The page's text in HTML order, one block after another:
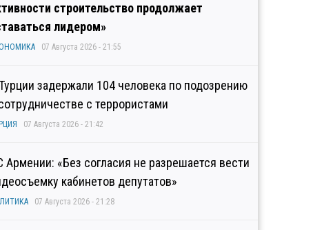
строительство продолжает
лидером»
07 Августа 2026 - 21:55
задержали 104 человека по подозрению
с террористами
07 Августа 2026 - 21:42
Армении: «Без согласия не разрешается вести
кабинетов депутатов»
07 Августа 2026 - 21:28